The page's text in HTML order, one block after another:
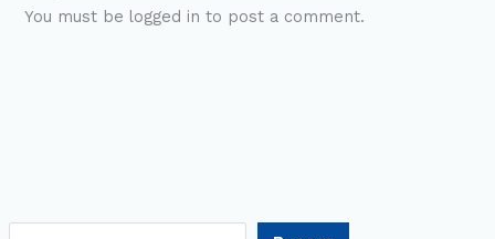
You must be logged in to post a comment.